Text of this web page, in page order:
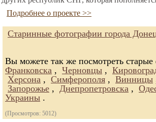
Подробнее о проекте >>
Старинные фотографии города
Вы можете так же посмотреть
Франковска , Черновцы ,
Херсона , Симферополя , Винницы
Запорожье , Днепропетровска ,
Украины .
(Просмотров: 5012)